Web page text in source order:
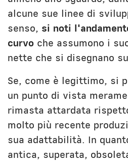
alcune sue linee di
senso, si noti
curvo che assumono i
nette che si disegnano
Se, come è legittimo, si
un punto di vista
rimasta attardata
molto più recente
sua adattabilità. In
antica, superata,